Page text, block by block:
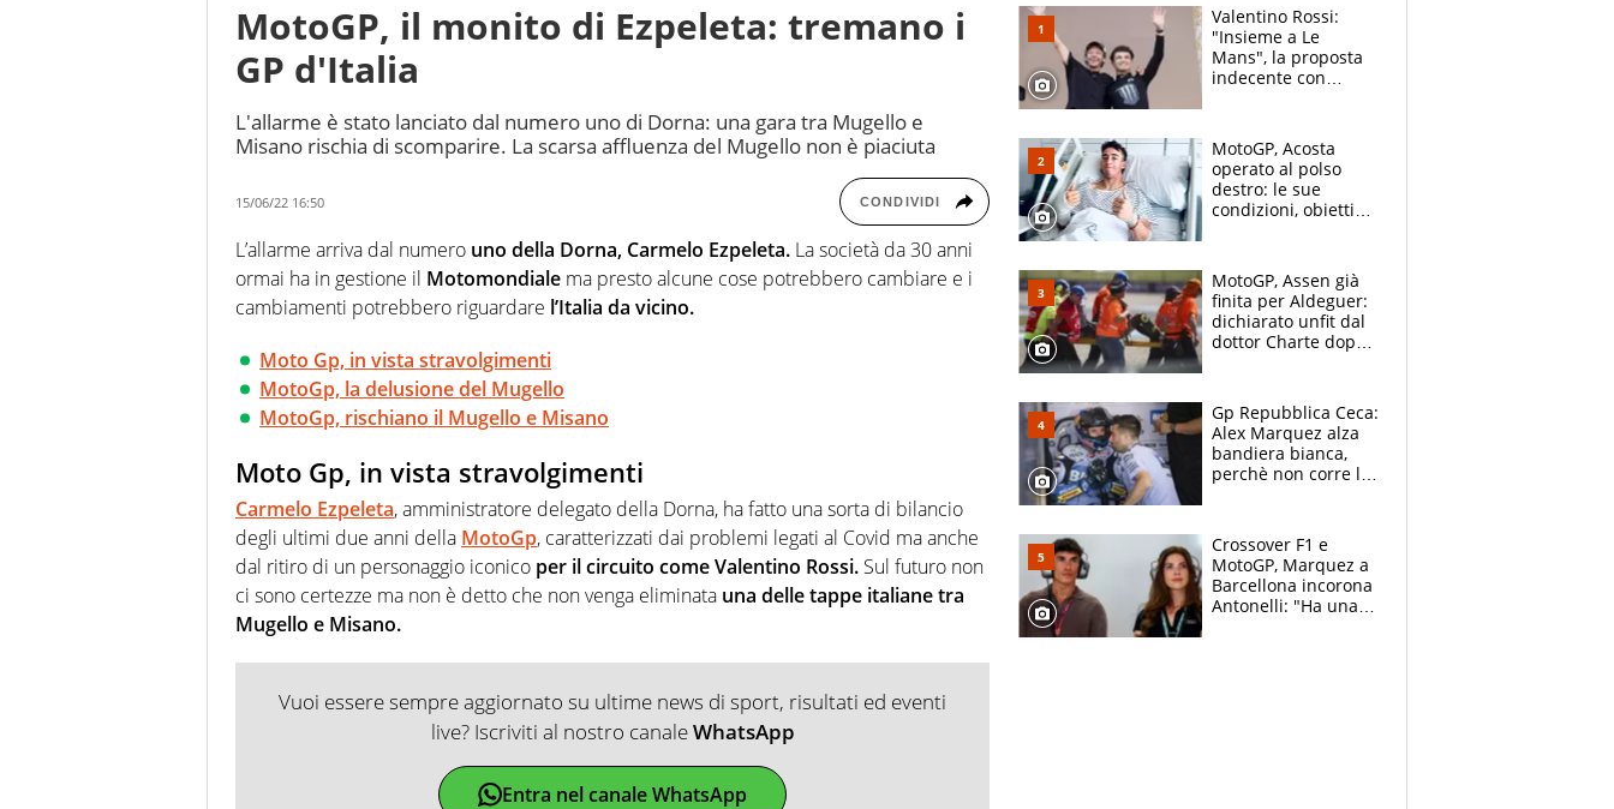
MotoGP, il monito di Ezpeleta: tremano i
GP d'Italia
L'allarme è stato lanciato dal numero uno di Dorna: una gara tra Mugello e
Misano rischia di scomparire. La scarsa affluenza del Mugello non è piaciuta
15/06/22 16:50 CONDIVIDI
L’allarme arriva dal numero uno della Dorna, Carmelo Ezpeleta. La società da 30 anni
ormai ha in gestione il Motomondiale ma presto alcune cose potrebbero cambiare e i
cambiamenti potrebbero riguardare l’Italia da vicino.
Moto Gp, in vista stravolgimenti
MotoGp, la delusione del Mugello
MotoGp, rischiano il Mugello e Misano
Moto Gp, in vista stravolgimenti
Carmelo Ezpeleta, amministratore delegato della Dorna, ha fatto una sorta di bilancio
degli ultimi due anni della MotoGp, caratterizzati dai problemi legati al Covid ma anche
dal ritiro di un personaggio iconico per il circuito come Valentino Rossi. Sul futuro non
ci sono certezze ma non è detto che non venga eliminata una delle tappe italiane tra
Mugello e Misano.
Vuoi essere sempre aggiornato su ultime news di sport, risultati ed eventi
live? Iscriviti al nostro canaleWhatsApp
Entra nel canale WhatsApp
Valentino Rossi:
"Insieme a Le
Mans", la proposta
indecente con
Goodwood
MotoGP, Acosta
operato al polso
destro: le sue
condizioni, obiettivo
MotoGP, Assen già
finita per Aldeguer:
dichiarato unfit dal
dottor Charte dopo
Gp Repubblica Ceca:
Alex Marquez alza
bandiera bianca,
perchè non corre la
Crossover F1 e
MotoGP, Marquez a
Barcellona incorona
Antonelli: "Ha una